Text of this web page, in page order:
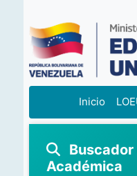
Inicio
Académica